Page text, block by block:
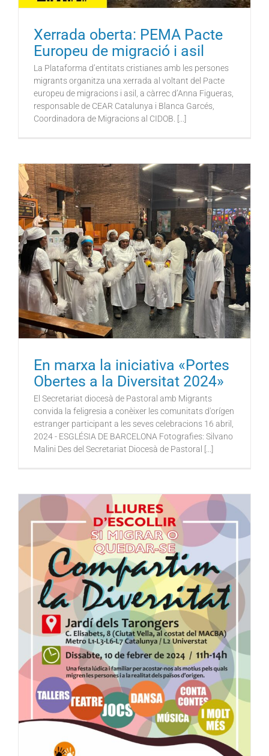
Xerrada oberta: PEMA Pacte
Europeu de migració i asil
La Plataforma d’entitats cristianes amb les persones
migrants organitza una xerrada al voltant del Pacte
europeu de migracions i asil, a càrrec d’Anna Figueras,
responsable de CEAR Catalunya i Blanca Garcés,
Coordinadora de Migracions al CIDOB. [...]
En marxa la iniciativa «Portes
Obertes a la Diversitat 2024»
El Secretariat diocesà de Pastoral amb Migrants
convida la feligresia a conèixer les comunitats d'orígen
estranger participant a les seves celebracions 16 abril,
2024 - ESGLÉSIA DE BARCELONA Fotografies: Silvano
Malini Des del Secretariat Diocesà de Pastoral [...]